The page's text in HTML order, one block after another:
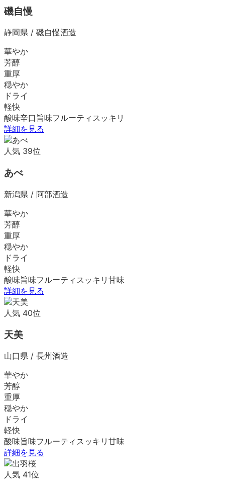
磯自慢
静岡県 / 磯自慢酒造
華やか
芳醇
重厚
穏やか
ドライ
軽快
酸味辛口 旨味フルーティ スッキリ
詳細を見る
人気 39位
あべ
新潟県 / 阿部酒造
華やか
芳醇
重厚
穏やか
ドライ
軽快
酸味旨味フルーティ スッキリ 甘味
詳細を見る
人気 40位
天美
山口県 / 長州酒造
華やか
芳醇
重厚
穏やか
ドライ
軽快
酸味旨味フルーティ スッキリ 甘味
詳細を見る
人気 41位